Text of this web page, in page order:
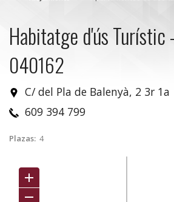
Habitatge d'ús Turístic-
040162
C/ del Pla de Balenyà, 2 3r 1a
609 394 799
Plazas: 4